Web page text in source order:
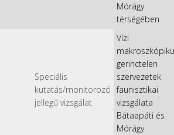
Mórágy
térségében
Speciális
kutatás/monitorozó
jellegű vizsgálat
Vízi
gerinctelen
szervezetek
faunisztikai
vizsgálata
Bátaapáti és
Mórágy